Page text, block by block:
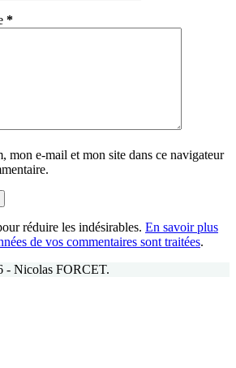
*
mon e-mail et mon site dans ce navigateur
réduire les indésirables. En savoir plus
de vos commentaires sont traitées.
- Nicolas FORCET.